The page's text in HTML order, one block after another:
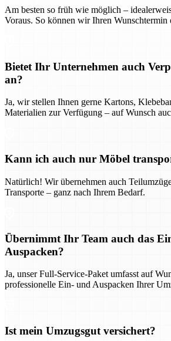
Am besten so früh wie möglich –
Voraus. So können wir Ihren Wunschtermin
Bietet Ihr Unternehmen auch
an?
Ja, wir stellen Ihnen gerne Kartons,
Materialien zur Verfügung – auf Wunsch
Kann ich auch nur Möbel
Natürlich! Wir übernehmen auch
Transporte – ganz nach Ihrem Bedarf.
Übernimmt Ihr Team auch das
Auspacken?
Ja, unser Full-Service-Paket umfasst auf
professionelle Ein- und Auspacken Ihrer
Ist mein Umzugsgut versichert?